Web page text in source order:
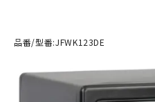
品番/型番:JFWK123DE